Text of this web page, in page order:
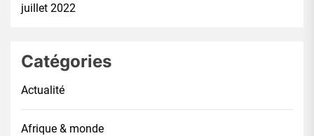
juillet 2022
Catégories
Actualité
Afrique & monde